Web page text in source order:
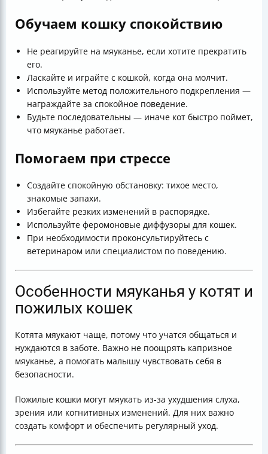
Обучаем кошку спокойствию
Не реагируйте на мяуканье, если хотите прекратить
его.
Ласкайте и играйте с кошкой, когда она молчит.
Используйте метод положительного подкрепления —
награждайте за спокойное поведение.
Будьте последовательны — иначе кот быстро поймет,
что мяуканье работает.
Помогаем при стрессе
Создайте спокойную обстановку: тихое место,
знакомые запахи.
Избегайте резких изменений в распорядке.
Используйте феромоновые диффузоры для кошек.
При необходимости проконсультируйтесь с
ветеринаром или специалистом по поведению.
Особенности мяуканья у котят и
пожилых кошек
Котята мяукают чаще, потому что учатся общаться и
нуждаются в заботе. Важно не поощрять капризное
мяуканье, а помогать малышу чувствовать себя в
безопасности.
Пожилые кошки могут мяукать из-за ухудшения слуха,
зрения или когнитивных изменений. Для них важно
создать комфорт и обеспечить регулярный уход.